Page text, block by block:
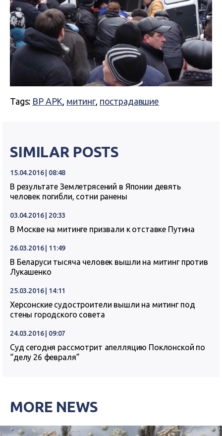
Tags: ВР АРК митинг пострадавшие
SIMILAR POSTS
15.04.2016 | 08:48
В результате Землетрясений в Японии девять
человек погибли, сотни ранены
03.04.2016 | 20:33
В Москве на митинге призвали к отставке Путина
26.03.2016 | 11:49
В Беларуси тысяча человек вышли на митинг против
Лукашенко
25.03.2016 | 14:11
Херсонские судостроители вышли на митинг под
стены городского совета
24.03.2016 | 09:07
Суд сегодня рассмотрит апелляцию Поклонской по
“делу 26 февраля”
MORE NEWS